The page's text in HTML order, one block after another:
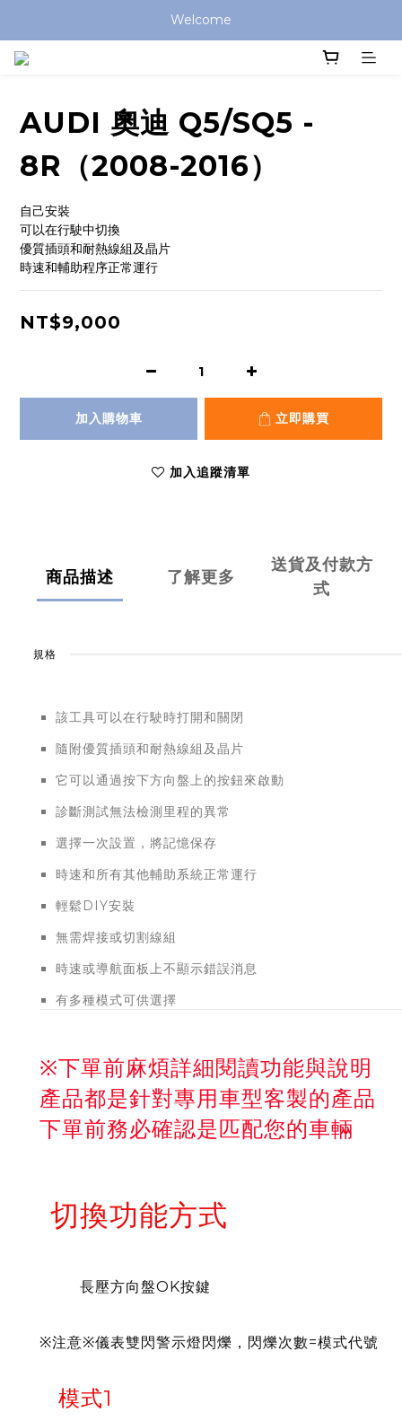
Welcome
AUDI 奧迪 Q5/SQ5 -
8R（2008-2016）
自己安裝
可以在行駛中切換
優質插頭和耐熱線組及晶片
時速和輔助程序正常運行
NT$9,000
加入購物車 立即購買
加入追蹤清單
商品描述 了解更多
送貨及付款方
式
規格
該工具可以在行駛時打開和關閉
隨附優質插頭和耐熱線組及晶片
它可以通過按下方向盤上的按鈕來啟動
診斷測試無法檢測里程的異常
選擇一次設置，將記憶保存
時速和所有其他輔助系統正常運行
輕鬆DIY安裝
無需焊接或切割線組
時速或導航面板上不顯示錯誤消息
有多種模式可供選擇
※下單前麻煩詳細閱讀功能與說明
產品都是針對專用車型客製的產品
下單前務必確認是匹配您的車輛
切換功能方式
長壓方向盤OK按鍵
※注意※儀表雙閃警示燈閃爍，閃爍次數=模式代號
模式1